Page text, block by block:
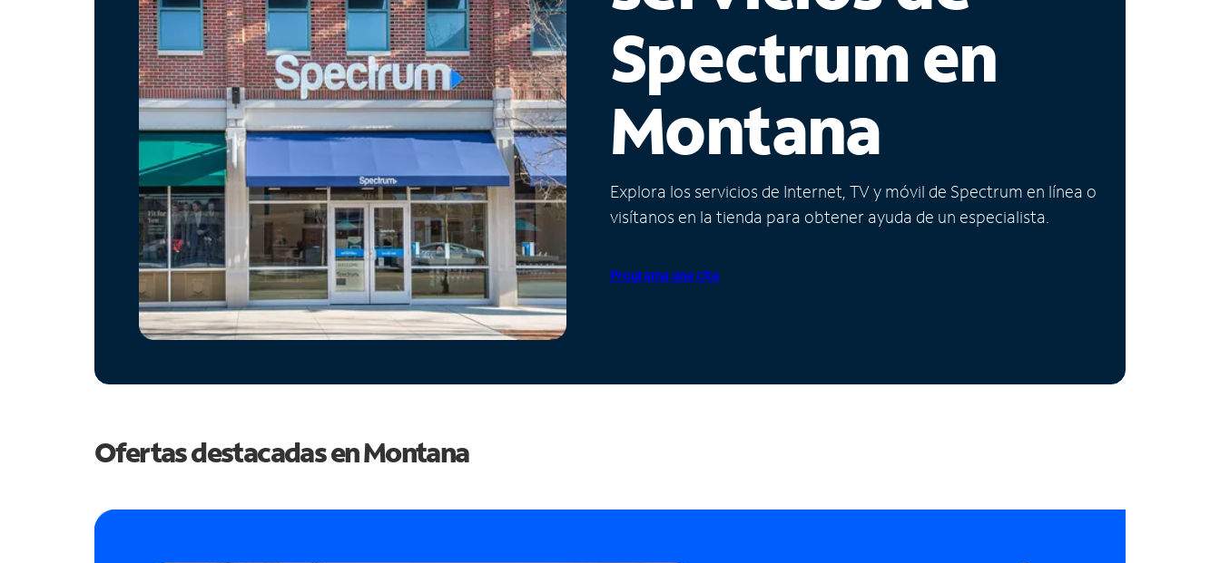
Spectrum en
Montana
Explora los servicios de Internet, TV y móvil de Spectrum en línea o
visítanos en la tienda para obtener ayuda de un especialista.
Programa una cita
Ofertas destacadas enMontana